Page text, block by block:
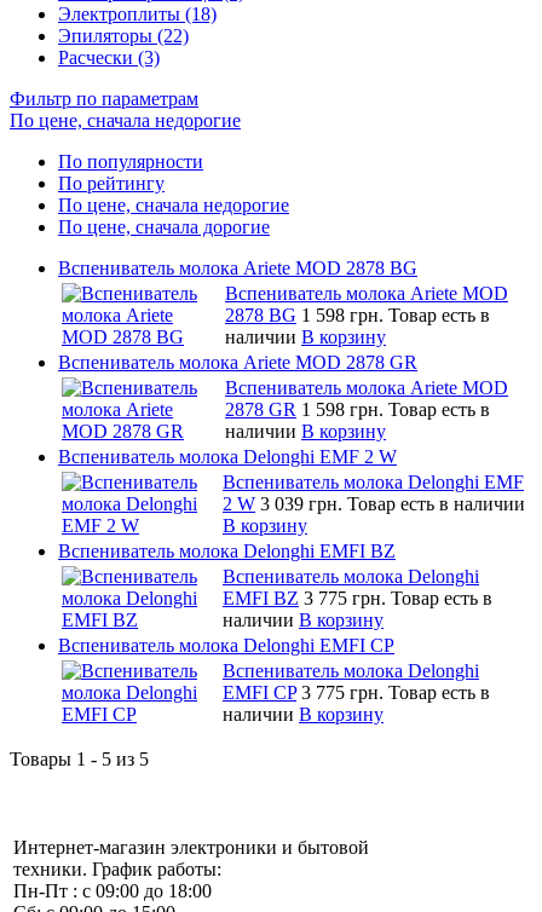
Электроплиты (18)
Эпиляторы (22)
Расчески (3)
Фильтр по параметрам
По цене, сначала недорогие
По популярности
По рейтингу
По цене, сначала недорогие
По цене, сначала дорогие
Вспениватель молока Ariete MOD 2878 BG
Вспениватель молока Ariete MOD
2878 BG 1 598 грн. Товар есть в
наличии В корзину
Вспениватель молока Ariete MOD 2878 GR
Вспениватель молока Ariete MOD
2878 GR 1 598 грн. Товар есть в
наличии В корзину
Вспениватель молока Delonghi EMF 2 W
Вспениватель молока Delonghi EMF
2 W 3 039 грн. Товар есть в наличии
В корзину
Вспениватель молока Delonghi EMFI BZ
Вспениватель молока Delonghi
EMFI BZ 3 775 грн. Товар есть в
наличии В корзину
Вспениватель молока Delonghi EMFI CP
Вспениватель молока Delonghi
EMFI CP 3 775 грн. Товар есть в
наличии В корзину
Товары 1 - 5 из 5
Интернет-магазин электроники и бытовой
техники. График работы:
Пн-Пт : с 09:00 до 18:00